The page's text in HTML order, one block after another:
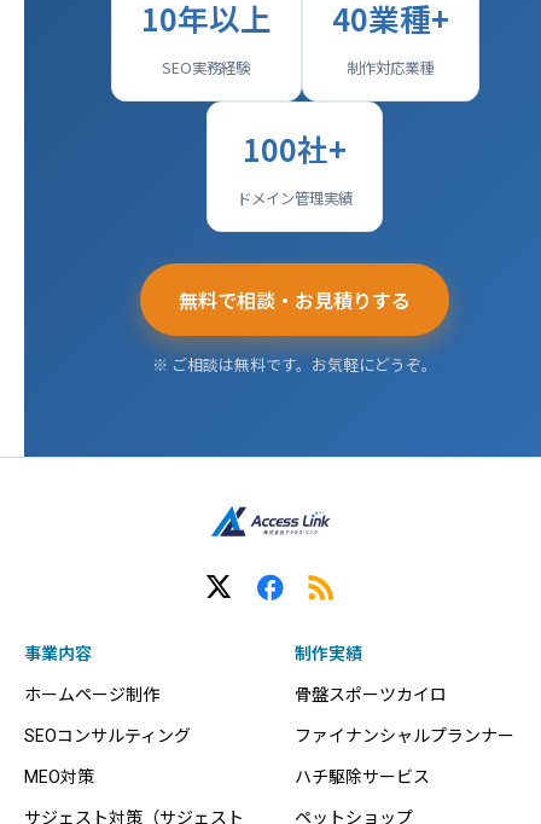
10年以上
SEO実務経験
40業種+
制作対応業種
100社+
ドメイン管理実績
無料で相談・お見積りする
※ ご相談は無料です。お気軽にどうぞ。
事業内容
ホームページ制作
SEOコンサルティング
MEO対策
サジェスト対策（サジェスト
制作実績
骨盤スポーツカイロ
ファイナンシャルプランナー
ハチ駆除サービス
ペットショップ